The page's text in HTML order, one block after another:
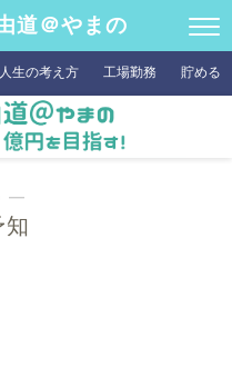
道＠やまの
人生の考え方 工場勤務 貯める
―